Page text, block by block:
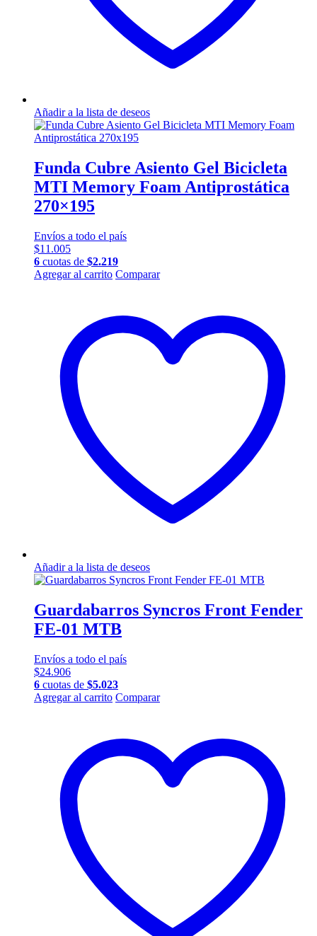
Añadir a la lista de deseos
Funda Cubre Asiento Gel Bicicleta
MTI Memory Foam Antiprostática
270×195
Envíos a todo el país
$11.005
6 cuotas de $2.219
Agregar al carrito Comparar
Añadir a la lista de deseos
Guardabarros Syncros Front Fender
FE-01 MTB
Envíos a todo el país
$24.906
6 cuotas de $5.023
Agregar al carrito Comparar